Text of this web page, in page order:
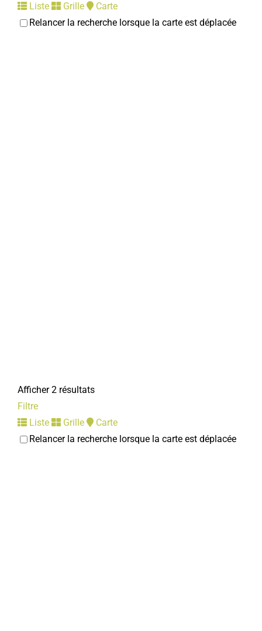
Liste Grille
Carte
Relancer la recherche lorsque la carte est déplacée
Afficher 2 résultats
Filtre
Liste
Grille
Carte
Relancer la recherche lorsque la carte est déplacée